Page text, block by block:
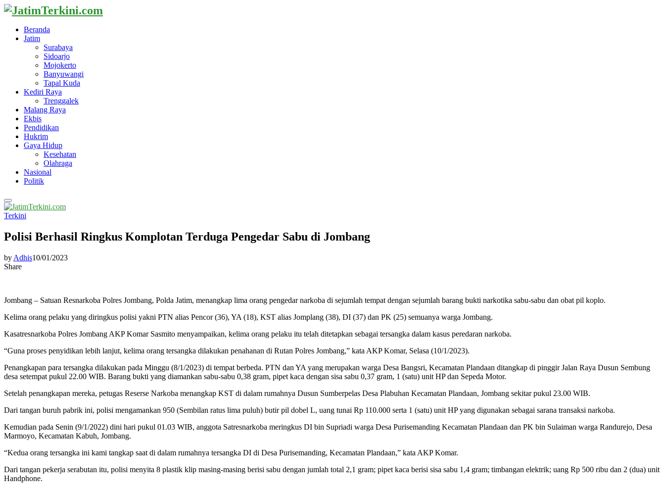
Beranda
Jatim
Surabaya
Sidoarjo
Mojokerto
Banyuwangi
Tapal Kuda
Kediri Raya
Trenggalek
Malang Raya
Ekbis
Pendidikan
Hukrim
Gaya Hidup
Kesehatan
Olahraga
Nasional
Politik
Primary
Menu
Terkini
Polisi Berhasil Ringkus Komplotan Terduga Pengedar Sabu di Jombang
by Adhis10/01/2023
Share
Jombang – Satuan Resnarkoba Polres Jombang, Polda Jatim, menangkap lima orang pengedar narkoba di sejumlah tempat dengan sejumlah barang bukti narkotika sabu-sabu dan obat pil koplo.
Kelima orang pelaku yang diringkus polisi yakni PTN alias Pencor (36), YA (18), KST alias Jomplang (38), DI (37) dan PK (25) semuanya warga Jombang.
Kasatresnarkoba Polres Jombang AKP Komar Sasmito menyampaikan, kelima orang pelaku itu telah ditetapkan sebagai tersangka dalam kasus peredaran narkoba.
“Guna proses penyidikan lebih lanjut, kelima orang tersangka dilakukan penahanan di Rutan Polres Jombang,” kata AKP Komar, Selasa (10/1/2023).
Penangkapan para tersangka dilakukan pada Minggu (8/1/2023) di tempat berbeda. PTN dan YA yang merupakan warga Desa Bangsri, Kecamatan Plandaan ditangkap di pinggir Jalan Raya Dusun Sembung
desa setempat pukul 22.00 WIB. Barang bukti yang diamankan sabu-sabu 0,38 gram, pipet kaca dengan sisa sabu 0,37 gram, 1 (satu) unit HP dan Sepeda Motor.
Setelah penangkapan mereka, petugas Reserse Narkoba menangkap KST di dalam rumahnya Dusun Sumberpelas Desa Plabuhan Kecamatan Plandaan, Jombang sekitar pukul 23.00 WIB.
Dari tangan buruh pabrik ini, polisi mengamankan 950 (Sembilan ratus lima puluh) butir pil dobel L, uang tunai Rp 110.000 serta 1 (satu) unit HP yang digunakan sebagai sarana transaksi narkoba.
Kemudian pada Senin (9/1/2022) dini hari pukul 01.03 WIB, anggota Satresnarkoba meringkus DI bin Supriadi warga Desa Purisemanding Kecamatan Plandaan dan PK bin Sulaiman warga Randurejo, Desa
Marmoyo, Kecamatan Kabuh, Jombang.
“Kedua orang tersangka ini kami tangkap saat di dalam rumahnya tersangka DI di Desa Purisemanding, Kecamatan Plandaan,” kata AKP Komar.
Dari tangan pekerja serabutan itu, polisi menyita 8 plastik klip masing-masing berisi sabu dengan jumlah total 2,1 gram; pipet kaca berisi sisa sabu 1,4 gram; timbangan elektrik; uang Rp 500 ribu dan 2 (dua) unit
Handphone.